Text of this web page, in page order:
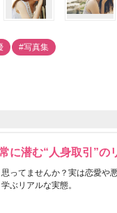
#写真集
に潜む“人身取引”の
思ってませんか？実は恋愛や
ぶリアルな実態。